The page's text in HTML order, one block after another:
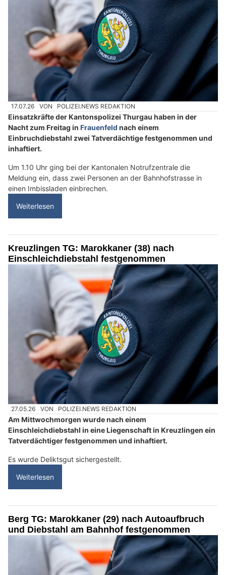
17.07.26 VON POLIZEI.NEWS REDAKTION
Einsatzkräfte der Kantonspolizei Thurgau haben in der
Nacht zum Freitag in Frauenfeld nach einem
Einbruchdiebstahl zwei Tatverdächtige festgenommen und
inhaftiert.
Um 1.10 Uhr ging bei der Kantonalen Notrufzentrale die
Meldung ein, dass zwei Personen an der Bahnhofstrasse in
einen Imbissladen einbrechen.
Weiterlesen
Kreuzlingen TG: Marokkaner (38) nach
Einschleichdiebstahl festgenommen
27.05.26 VON POLIZEI.NEWS REDAKTION
Am Mittwochmorgen wurde nach einem
Einschleichdiebstahl in eine Liegenschaft in Kreuzlingen ein
Tatverdächtiger festgenommen und inhaftiert.
Es wurde Deliktsgut sichergestellt.
Weiterlesen
Berg TG: Marokkaner (29) nach Autoaufbruch
und Diebstahl am Bahnhof festgenommen